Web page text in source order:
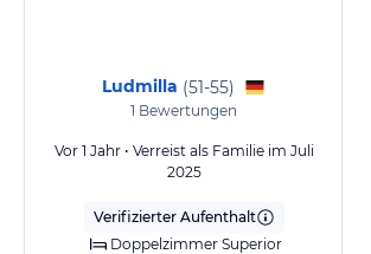
Ludmilla (51-55)
1 Bewertungen
Vor 1 Jahr • Verreist als Familie im Juli
2025
Verifizierter Aufenthalt
Doppelzimmer Superior